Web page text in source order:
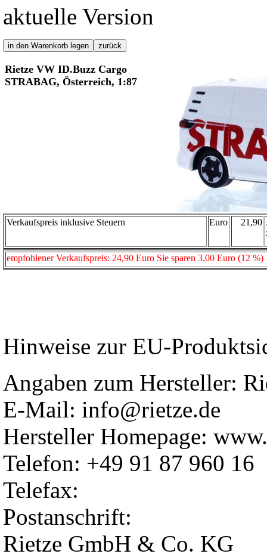
aktuelle Version
Rietze VW ID.Buzz Cargo
STRABAG, Österreich, 1:87
Verkaufspreis inklusive Steuern Euro 21,90
empfohlener Verkaufspreis: 24,90 Euro Sie sparen 3,00 Euro (12 %)
Hinweise zur EU-
Angaben zum Hersteller:
E-Mail: info@rietze.de
Hersteller Homepage:
Telefon: +49 91 87 960 16
Telefax:
Postanschrift:
Rietze GmbH & Co. KG